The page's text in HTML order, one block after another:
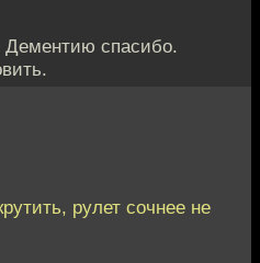
спасибо.
рулет сочнее не